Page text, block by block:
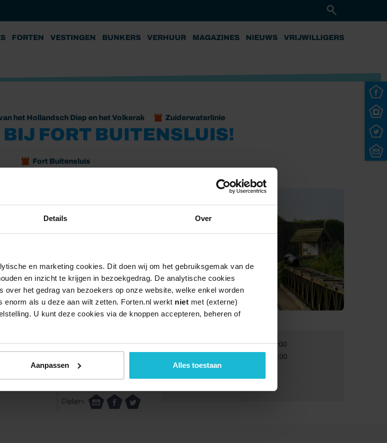
Details Over
en marketing cookies. Dit doen wij om het gebruiksgemak van de
en inzicht te krijgen in bezoekgedrag. De analytische cookies
over het gedrag van bezoekers op onze website, welke enkel worden
als u deze aan wilt zetten. Forten.nl werkt niet met (externe)
U kunt deze cookies via de knoppen accepteren, beheren of
Aanpassen Alles toestaan
FORTEN VESTINGEN BUNKERS VERHUUR MAGAZINES NIEUWS VRIJWILLIGERS
het Hollandsch Diep en het Volkerak Zuiderwaterlinie
FORT BUITENSLUIS!
Fort Buitensluis
is gratis. Kom langs en proef de
Onze gidsen staan voor je klaar
gratis. Klik hier om je aan te melden.
meer uitleg over hun activiteiten.
je welkom op Fort Buitensluis. Bij de
lekkers er bij kan bestellen. Zoals
Delen:
Van:
08-08-2026 12:00
09-08-2026 16:00